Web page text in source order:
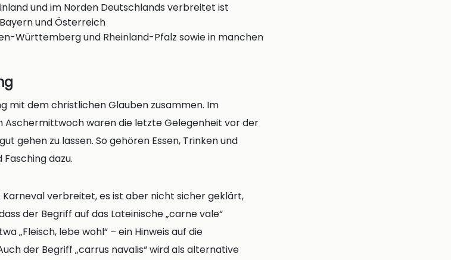
und im Norden Deutschlands verbreitet ist
und Österreich
Württemberg und Rheinland-Pfalz sowie in manchen
mit dem christlichen Glauben zusammen. Im
Aschermittwoch waren die letzte Gelegenheit vor der
gehen zu lassen. So gehören Essen, Trinken und
dazu.
verbreitet, es ist aber nicht sicher geklärt,
der Begriff auf das Lateinische „carne vale“
„Fleisch, lebe wohl“ – ein Hinweis auf die
der Begriff „carrus navalis“ wird als alternative